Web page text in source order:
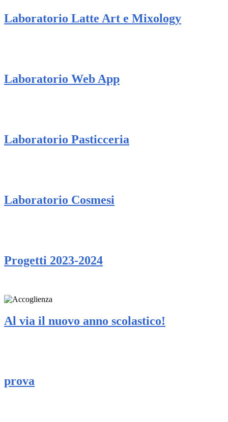
Laboratorio Latte Art e Mixology
Laboratorio Web App
Laboratorio Pasticceria
Laboratorio Cosmesi
Progetti 2023-2024
Al via il nuovo anno scolastico!
prova